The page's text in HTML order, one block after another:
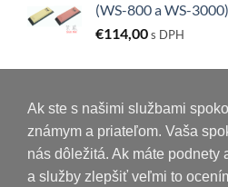
(WS-800 a WS-3000)
€114,00s DPH
Ak ste s našimi službami
známym a priateľom. Vaša
nás dôležitá. Ak máte podnety
a služby zlepšiť veľmi to